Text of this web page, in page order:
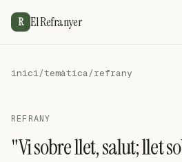
R El Refranyer
inici/temàtica/refrany
REFRANY
"Vi sobre llet, salut; llet